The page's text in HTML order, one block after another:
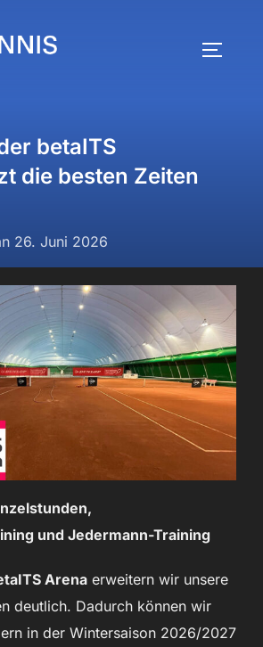
betaITS
die besten Zeiten
Veröffentlicht
am
26. Juni 2026
und Jedermann-Training
Arena erweitern wir unsere
deutlich. Dadurch können wir
in der Wintersaison 2026/2027